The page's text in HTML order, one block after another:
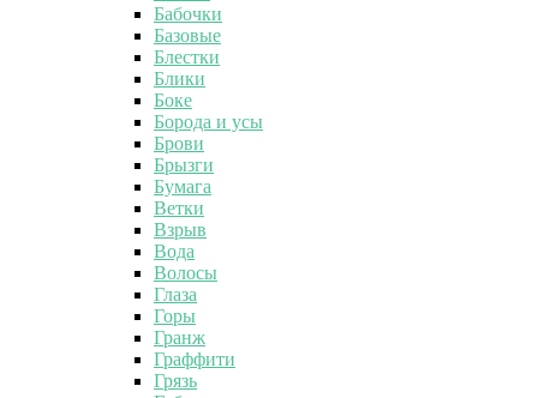
Бабочки
Базовые
Блестки
Блики
Боке
Борода и усы
Брови
Брызги
Бумага
Ветки
Взрыв
Вода
Волосы
Глаза
Горы
Гранж
Граффити
Грязь